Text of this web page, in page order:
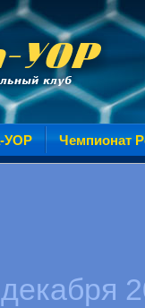
УОР Чемпионат